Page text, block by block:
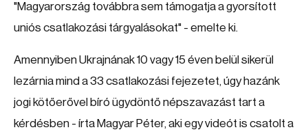
"Magyarország továbbra sem támogatja a gyorsított
uniós csatlakozási tárgyalásokat" - emelte ki.
Amennyiben Ukrajnának 10 vagy 15 éven belül sikerül
lezárnia mind a 33 csatlakozási fejezetet, úgy hazánk
jogi kötőerővel bíró ügydöntő népszavazást tart a
kérdésben - írta Magyar Péter, aki egy videót is csatolt a